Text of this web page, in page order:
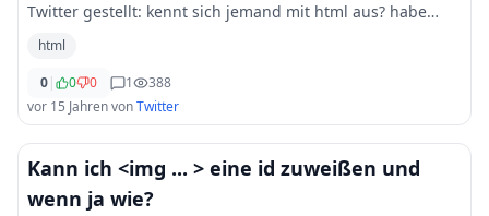
Twitter gestellt: kennt sich jemand mit html aus? habe
eine kleine frage hilfe html
html
0| 0 0 1
388
vor 15 JahrenvonTwitter
Kann ich <img ... > eine id zuweißen und
wenn ja wie?